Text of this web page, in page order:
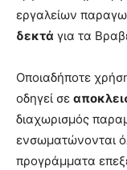
εργαλείων
δεκτά για τα
Οποιαδήποτε
οδηγεί σε
διαχωρισμός
ενσωματώνονται
προγράμματα